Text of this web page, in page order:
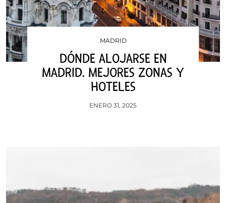
MADRID
DÓNDE ALOJARSE EN
MADRID. MEJORES ZONAS Y
HOTELES
ENERO 31, 2025